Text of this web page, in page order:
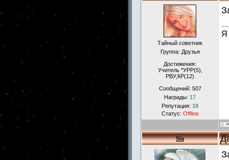
Тайный советник
Группа: Друзья
Достижения:
Учитель *УРР(5),
РВУ,КР(12)
Сообщений: 507
Награды: 17
Репутация: 18
Статус: Offline
Я
Sla